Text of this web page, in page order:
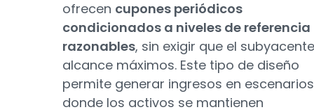
ofrecen cupones periódicos
condicionados a niveles de referencia
razonables, sin exigir que el subyacente
alcance máximos. Este tipo de diseño
permite generar ingresos en escenarios
donde los activos se mantienen